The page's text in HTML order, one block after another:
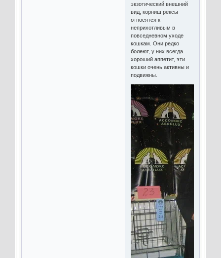
экзотический внешний
вид, корниш рексы
относятся к
неприхотливым в
повседневном уходе
кошкам. Они редко
болеют, у них всегда
хороший аппетит, эти
кошки очень активны и
подвижны.